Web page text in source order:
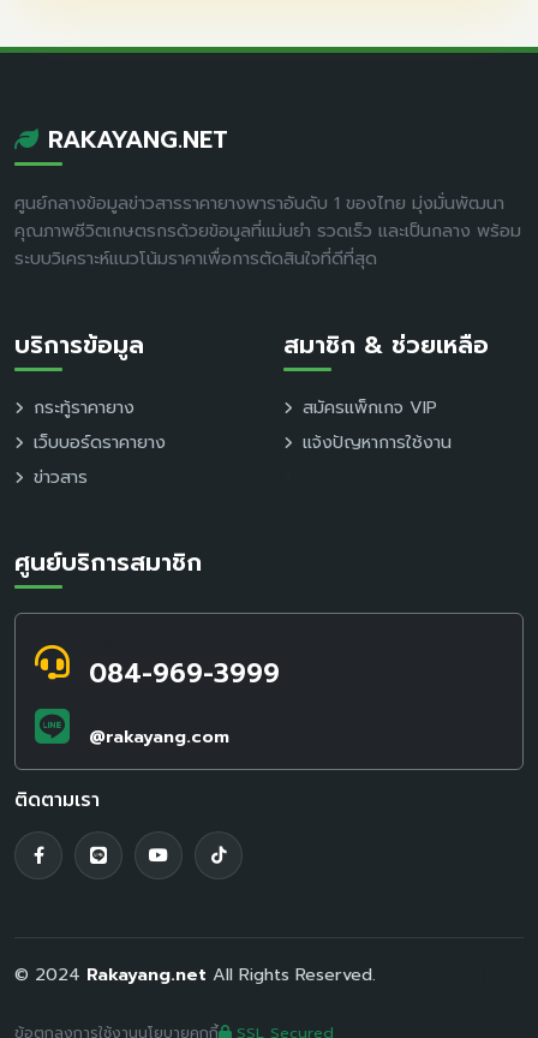
RAKAYANG.NET
ศูนย์กลางข้อมูลข่าวสารราคายางพาราอันดับ 1 ของไทย มุ่งมั่นพัฒนา
คุณภาพชีวิตเกษตรกรด้วยข้อมูลที่แม่นยำ รวดเร็ว และเป็นกลาง พร้อม
ระบบวิเคราะห์แนวโน้มราคาเพื่อการตัดสินใจที่ดีที่สุด
บริการข้อมูล
กระทู้ราคายาง
เว็บบอร์ดราคายาง
ข่าวสาร
สมาชิก & ช่วยเหลือ
สมัครแพ็กเกจ VIP
แจ้งปัญหาการใช้งาน
ศูนย์บริการสมาชิก
084-969-3999
@rakayang.com
ติดตามเรา
© 2024 Rakayang.net All Rights Reserved.
ข้อตกลงการใช้งานนโยบายคุกกี้ SSL Secured